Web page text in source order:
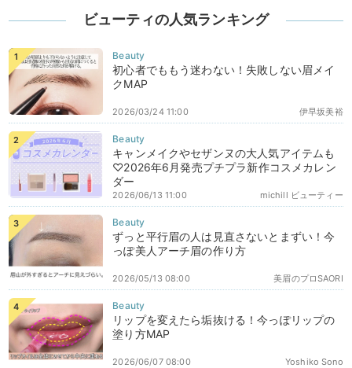
ビューティの人気ランキング
初心者でももう迷わない！失敗しない眉メイ
クMAP
伊早坂美裕
2026/03/24 11:00
キャンメイクやセザンヌの大人気アイテムも
♡2026年6月発売プチプラ新作コスメカレン
ダー
michill ビューティー
2026/06/13 11:00
ずっと平行眉の人は見直さないとまずい！今
っぽ美人アーチ眉の作り方
美眉のプロSAORI
2026/05/13 08:00
リップを変えたら垢抜ける！今っぽリップの
塗り方MAP
Yoshiko Sono
2026/06/07 08:00